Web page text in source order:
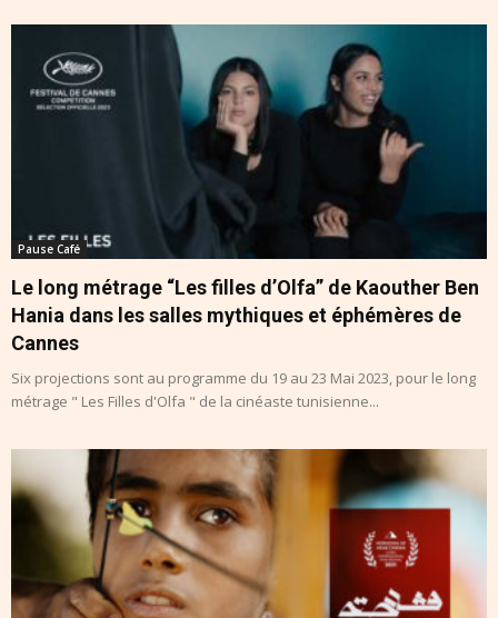
Pause Café
Le long métrage “Les filles d’Olfa” de Kaouther Ben
Hania dans les salles mythiques et éphémères de
Cannes
Six projections sont au programme du 19 au 23 Mai 2023, pour le long
métrage " Les Filles d'Olfa " de la cinéaste tunisienne...